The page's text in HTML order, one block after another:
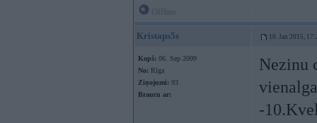
Kristaps5s 10. Jan 2015,
Kopš: 06. Sep 2009
No: Rīga
Ziņojumi: 93
Braucu ar:
Nezinu
-